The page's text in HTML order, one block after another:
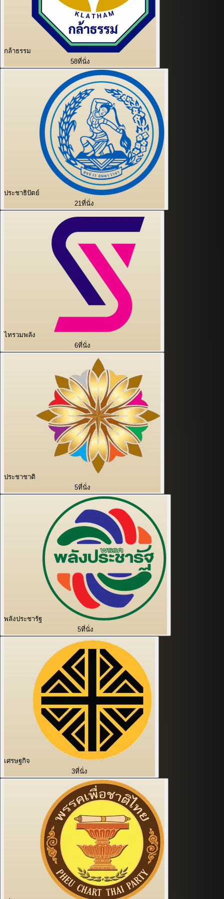
กล้าธรรม
58ที่นั่ง
ประชาธิปัตย์
21ที่นั่ง
ไทรวมพลัง
6ที่นั่ง
ประชาชาติ
5ที่นั่ง
พลังประชารัฐ
5ที่นั่ง
เศรษฐกิจ
3ที่นั่ง